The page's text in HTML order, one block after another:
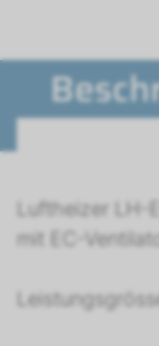
Luftheizer LH-
mit EC-